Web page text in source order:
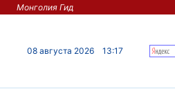
Монголия Гид
08 августа 2026 13:17